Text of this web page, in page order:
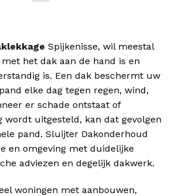
Spijkenisse, wil meestal
het dak aan de hand is en
is. Een dak beschermt uw
elke dag tegen regen, wind,
er schade ontstaat of
wordt uitgesteld, kan dat gevolgen
pand. Sluijter Dakonderhoud
en omgeving met duidelijke
adviezen en degelijk dakwerk.
woningen met aanbouwen,